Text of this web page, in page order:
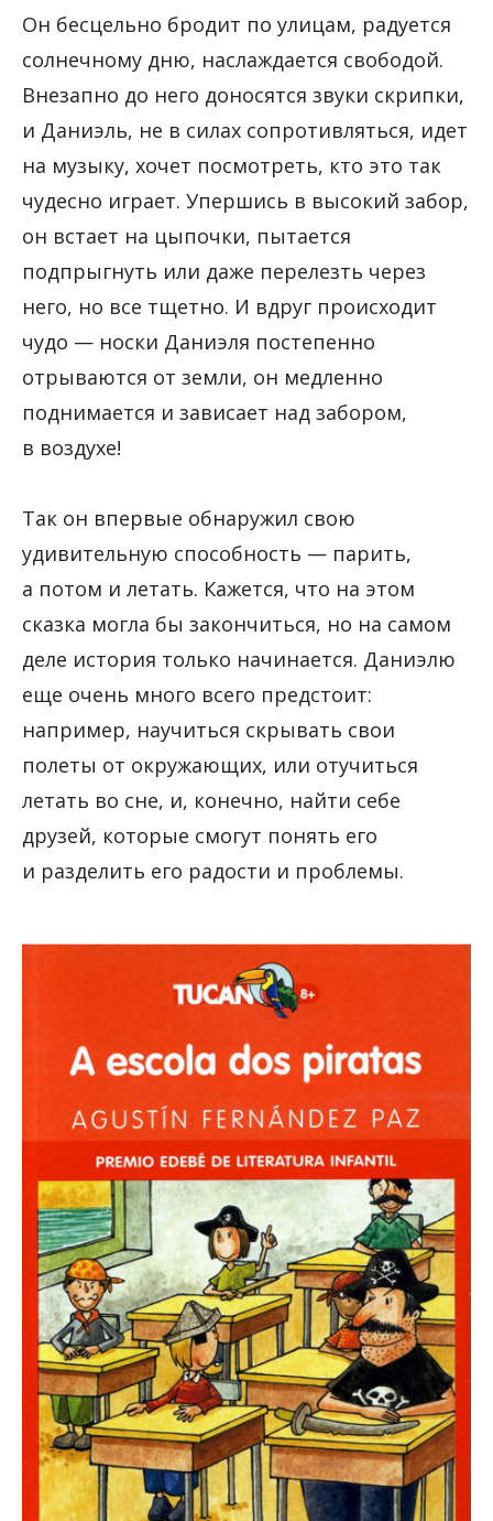
Он бесцельно бродит по улицам, радуется
солнечному дню, наслаждается свободой.
Внезапно до него доносятся звуки скрипки,
и Даниэль, не в силах сопротивляться, идет
на музыку, хочет посмотреть, кто это так
чудесно играет. Упершись в высокий забор,
он встает на цыпочки, пытается
подпрыгнуть или даже перелезть через
него, но все тщетно. И вдруг происходит
чудо — носки Даниэля постепенно
отрываются от земли, он медленно
поднимается и зависает над забором,
в воздухе!
Так он впервые обнаружил свою
удивительную способность — парить,
а потом и летать. Кажется, что на этом
сказка могла бы закончиться, но на самом
деле история только начинается. Даниэлю
еще очень много всего предстоит:
например, научиться скрывать свои
полеты от окружающих, или отучиться
летать во сне, и, конечно, найти себе
друзей, которые смогут понять его
и разделить его радости и проблемы.